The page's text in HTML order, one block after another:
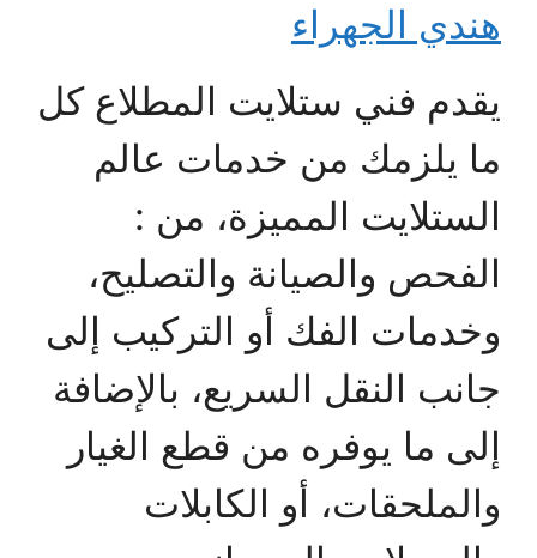
هندي الجهراء
يقدم فني ستلايت المطلاع كل
ما يلزمك من خدمات عالم
الستلايت المميزة، من :
الفحص والصيانة والتصليح،
وخدمات الفك أو التركيب إلى
جانب النقل السريع، بالإضافة
إلى ما يوفره من قطع الغيار
والملحقات، أو الكابلات